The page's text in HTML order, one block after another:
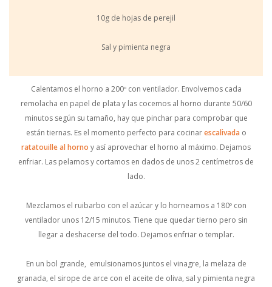
10g de hojas de perejil
Sal y pimienta negra
Calentamos el horno a 200º con ventilador. Envolvemos cada
remolacha en papel de plata y las cocemos al horno durante 50/60
minutos según su tamaño, hay que pinchar para comprobar que
están tiernas. Es el momento perfecto para cocinarescalivada o
ratatouille al horno y así aprovechar el horno al máximo. Dejamos
enfriar. Las pelamos y cortamos en dados de unos 2 centímetros de
lado.
Mezclamos el ruibarbo con el azúcar y lo horneamos a 180º con
ventilador unos 12/15 minutos. Tiene que quedar tierno pero sin
llegar a deshacerse del todo. Dejamos enfriar o templar.
En un bol grande, emulsionamos juntos el vinagre, la melaza de
granada, el sirope de arce con el aceite de oliva, sal y pimienta negra